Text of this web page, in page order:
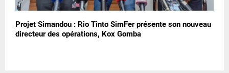
Projet Simandou : Rio Tinto SimFer présente son nouveau
directeur des opérations, Kox Gomba